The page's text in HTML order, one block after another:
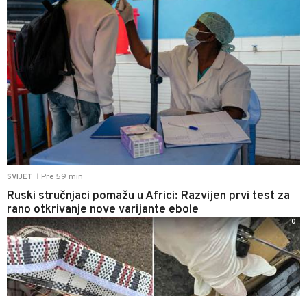
SVIJET Pre 59 min
Ruski stručnjaci pomažu u Africi: Razvijen prvi test za
rano otkrivanje nove varijante ebole
0